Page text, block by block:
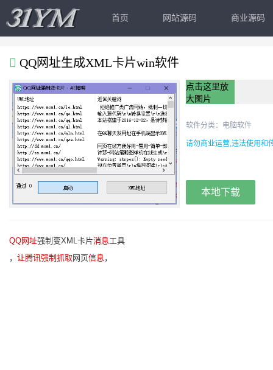
首页 网站源码 商业源码
QQ网址生成XML卡片win软件
软件分类： 电脑软件
请勿商业运营,违法使用和
本地下载
QQ网址强制变XML卡片消息工具
， 让腾讯强制抓取 网页信息 ，
点击这里放
大图片